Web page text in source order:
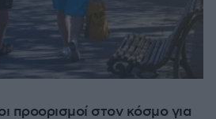
προορισμοί στον κόσμο για